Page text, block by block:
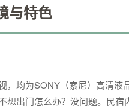
与特色
，均为SONY（索尼）高清液
想出门怎么办？没问题。民